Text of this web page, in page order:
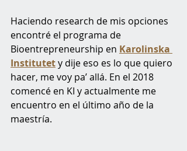
Haciendo research de mis opciones
encontré el programa de
Bioentrepreneurship en Karolinska
Institutet y dije eso es lo que quiero
hacer, me voy pa’ allá. En el 2018
comencé en KI y actualmente me
encuentro en el último año de la
maestría.